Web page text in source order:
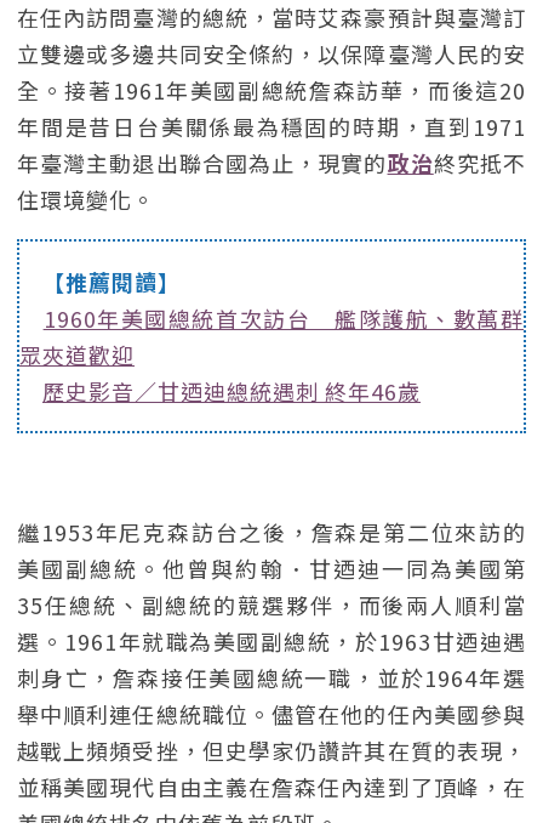
在任內訪問臺灣的總統，當時艾森豪預計與臺灣訂
立雙邊或多邊共同安全條約，以保障臺灣人民的安
全。接著1961年美國副總統詹森訪華，而後這20
年間是昔日台美關係最為穩固的時期，直到1971
年臺灣主動退出聯合國為止，現實的政治終究抵不
住環境變化。
【推薦閱讀】
1960年美國總統首次訪台 艦隊護航、數萬群
眾夾道歡迎
歷史影音／甘迺迪總統遇刺 終年46歲
繼1953年尼克森訪台之後，詹森是第二位來訪的
美國副總統。他曾與約翰．甘迺迪一同為美國第
35任總統、副總統的競選夥伴，而後兩人順利當
選。1961年就職為美國副總統，於1963甘迺迪遇
刺身亡，詹森接任美國總統一職，並於1964年選
舉中順利連任總統職位。儘管在他的任內美國參與
越戰上頻頻受挫，但史學家仍讚許其在質的表現，
並稱美國現代自由主義在詹森任內達到了頂峰，在